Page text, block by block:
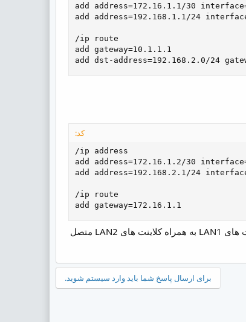
add address=172.16.1.1/30
add address=192.168.1.1/24
/ip route
add gateway=10.1.1.1
add dst-address=192.168.2.0/24
کد:
/ip address
add address=172.16.1.2/30
add address=192.168.2.1/24
/ip route
add gateway=172.16.1.1
اگر به بالا دقت کنید خواهید دید که روتر1 ما به مقصد 182.168.2.0/24 اضافه شده است که در طی آن کلاینت های LAN1 به همراه کلاینت های LAN2 متصل
برای ارسال پاسخ شما باید وارد سیستم شوید.